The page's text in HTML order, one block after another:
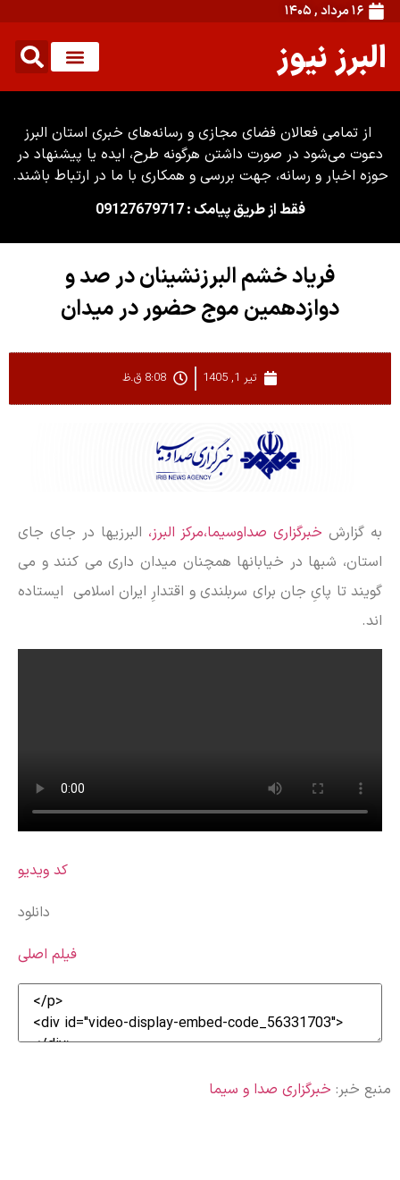
۱۶ مرداد , ۱۴۰۵
البرز نیوز
از تمامی فعالان فضای مجازی و رسانه‌های خبری استان البرز
دعوت می‌شود در صورت داشتن هرگونه طرح، ایده یا پیشنهاد در
حوزه اخبار و رسانه، جهت بررسی و همکاری با ما در ارتباط باشند.
فقط از طریق پیامک : 09127679717
فریاد خشم البرزنشینان در صد و
دوازدهمین موج حضور در میدان
تیر 1, 1405 8:08 ق.ظ
به گزارش خبرگزاری صداوسیما،مرکز البرز، البرزیها در جای جای
استان، شبها در خیابانها همچنان میدان داری می کنند و می
گویند تا پایِ جان برای سربلندی و اقتدارِ ایران اسلامی ایستاده
اند.
کد ویدیو
دانلود
فیلم اصلی
منبع خبر: خبرگزاری صدا و سیما